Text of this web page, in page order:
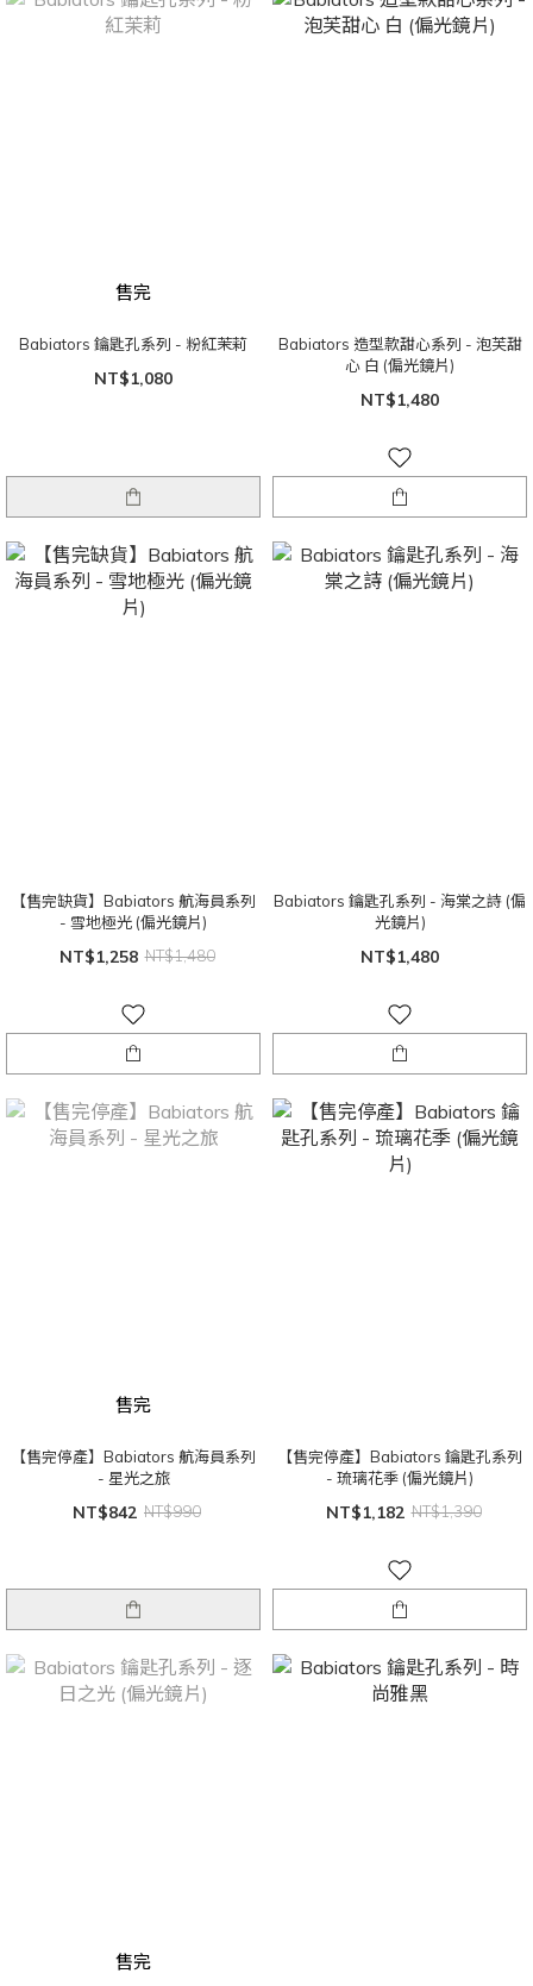
售完
Babiators 鑰匙孔系列 - 粉紅茉莉
NT$1,080
Babiators 造型款甜心系列 - 泡芙甜
心 白 (偏光鏡片)
NT$1,480
【售完缺貨】Babiators 航海員系列
- 雪地極光 (偏光鏡片)
NT$1,258 NT$1,480
Babiators 鑰匙孔系列 - 海棠之詩 (偏
光鏡片)
NT$1,480
售完
【售完停產】Babiators 航海員系列
- 星光之旅
NT$842 NT$990
【售完停產】Babiators 鑰匙孔系列
- 琉璃花季 (偏光鏡片)
NT$1,182 NT$1,390
售完